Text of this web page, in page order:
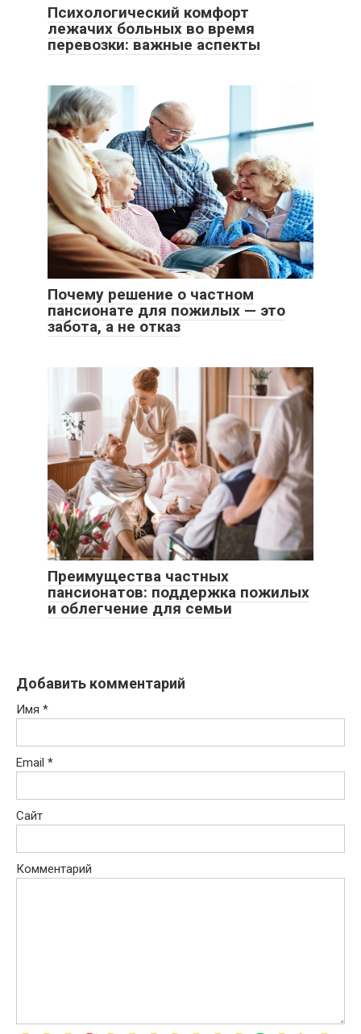
Психологический комфорт
лежачих больных во время
перевозки: важные аспекты
Почему решение о частном
пансионате для пожилых — это
забота, а не отказ
Преимущества частных
пансионатов: поддержка пожилых
и облегчение для семьи
Добавить комментарий
Имя *
Email *
Сайт
Комментарий